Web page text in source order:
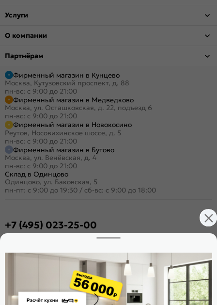
Услуги
О компании
Партнёрам
Фирменный магазин в Кунцево
Москва, Кутузовский проспект, д. 88
пн-вс: с 9:00 до 21:00
Фирменный магазин в Медведково
Москва, ул. Осташковская, д. 22, подъезд 6
пн-вс: с 9:00 до 21:00
Фирменный магазин в Новокосино
Реутов, Носовихинское шоссе, д. 5
пн-вс: с 9:00 до 21:00
Фирменный магазин в Бутово
Москва, ул. Венёвская, д. 4
пн-вс: с 9:00 до 21:00
Склад в Одинцово
Одинцово, ул. Баковская, 5
пн-пт: с 9:00 до 19:30 / сб-вс: с 9:00 до 18:00
+7 (495) 023-25-00
Стать дилером
Поделиться
Оцените магазин